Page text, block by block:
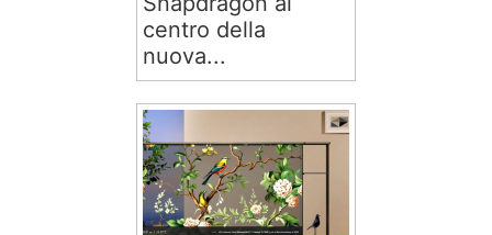
centro della
nuova...